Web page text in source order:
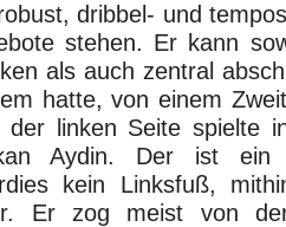
dribbel- und
stehen. Er kann
als auch zentral
hatte, von einem
der linken Seite spielte
Aydin. Der ist ein
kein Linksfuß,
Er zog meist von